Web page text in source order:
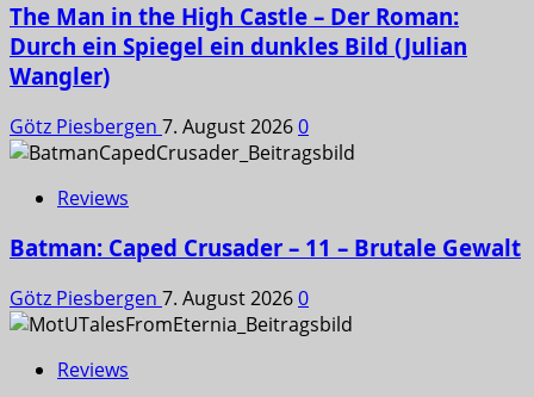
The Man in the High Castle – Der Roman:
Durch ein Spiegel ein dunkles Bild (Julian
Wangler)
Götz Piesbergen 7. August 20260
Reviews
Batman: Caped Crusader – 11 – Brutale Gewalt
Götz Piesbergen 7. August 20260
Reviews